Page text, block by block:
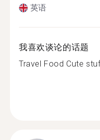
英语
我喜欢谈论的话题
Travel Food Cute